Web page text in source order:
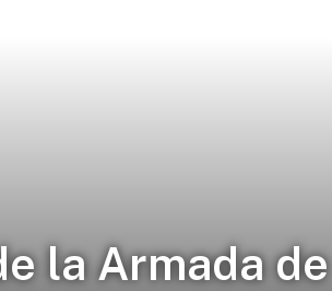
la Armada